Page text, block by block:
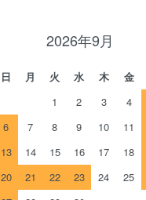
2026年9月
日 月 火 水 木 金
1
2 3 4
6
7 8 9 10 11
13
14 15 16 17 18
20
21 22 23 24 25